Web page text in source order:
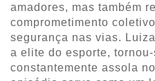
amadores, mas também
comprometimento
segurança nas vias.
a elite do esporte,
constantemente assola